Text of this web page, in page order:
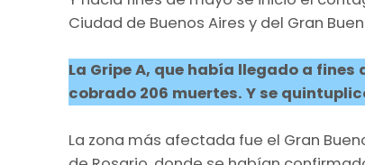
Ciudad de Buenos Aires y del Gran
La Gripe A, que había llegado a
cobrado 206 muertes. Y se
La zona más afectada fue el Gran